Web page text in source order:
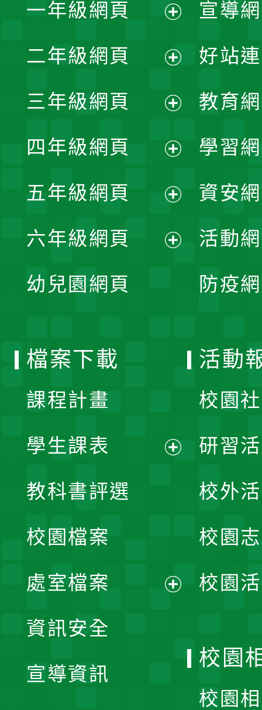
一年級網頁
開
選
單
二年級網頁
開
選
單
三年級網頁
開
選
單
四年級網頁
開
選
五年級網頁
開
六年級網頁
幼兒園網頁
宣導
好站
教育
學習
資安
活動
防疫
檔案下載
課程計畫
學生課表
單
教科書評選
校園檔案
處室檔案
資訊安全
宣導資訊
活動
校園
研習
校外
校園
校園
校園
校園